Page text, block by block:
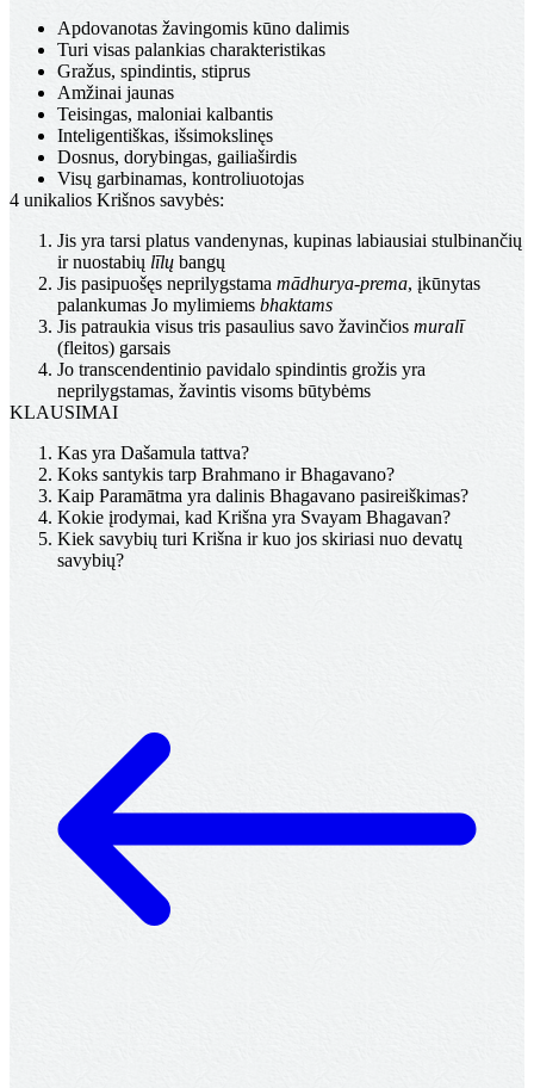
Apdovanotas žavingomis kūno dalimis
Turi visas palankias charakteristikas
Gražus, spindintis, stiprus
Amžinai jaunas
Teisingas, maloniai kalbantis
Inteligentiškas, išsimokslinęs
Dosnus, dorybingas, gailiaširdis
Visų garbinamas, kontroliuotojas
4 unikalios Krišnos savybės:
Jis yra tarsi platus vandenynas, kupinas labiausiai stulbinančių
ir nuostabių līlų bangų
Jis pasipuošęs neprilygstama mādhurya-prema, įkūnytas
palankumas Jo mylimiems bhaktams
Jis patraukia visus tris pasaulius savo žavinčios muralī
(fleitos) garsais
Jo transcendentinio pavidalo spindintis grožis yra
neprilygstamas, žavintis visoms būtybėms
KLAUSIMAI
Kas yra Dašamula tattva?
Koks santykis tarp Brahmano ir Bhagavano?
Kaip Paramātma yra dalinis Bhagavano pasireiškimas?
Kokie įrodymai, kad Krišna yra Svayam Bhagavan?
Kiek savybių turi Krišna ir kuo jos skiriasi nuo devatų
savybių?